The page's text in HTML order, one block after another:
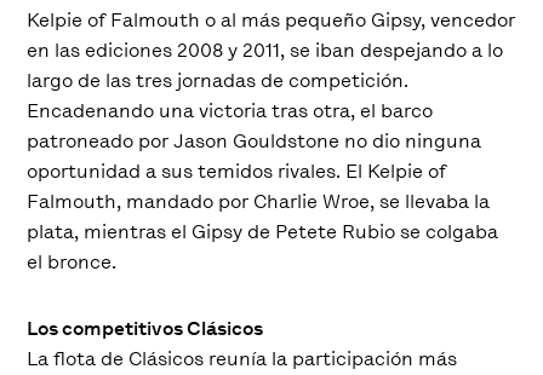
Kelpie of Falmouth o al más pequeño Gipsy, vencedor
en las ediciones 2008 y 2011, se iban despejando a lo
largo de las tres jornadas de competición.
Encadenando una victoria tras otra, el barco
patroneado por Jason Gouldstone no dio ninguna
oportunidad a sus temidos rivales. El Kelpie of
Falmouth, mandado por Charlie Wroe, se llevaba la
plata, mientras el Gipsy de Petete Rubio se colgaba
el bronce.
Los competitivos Clásicos
La flota de Clásicos reunía la participación más